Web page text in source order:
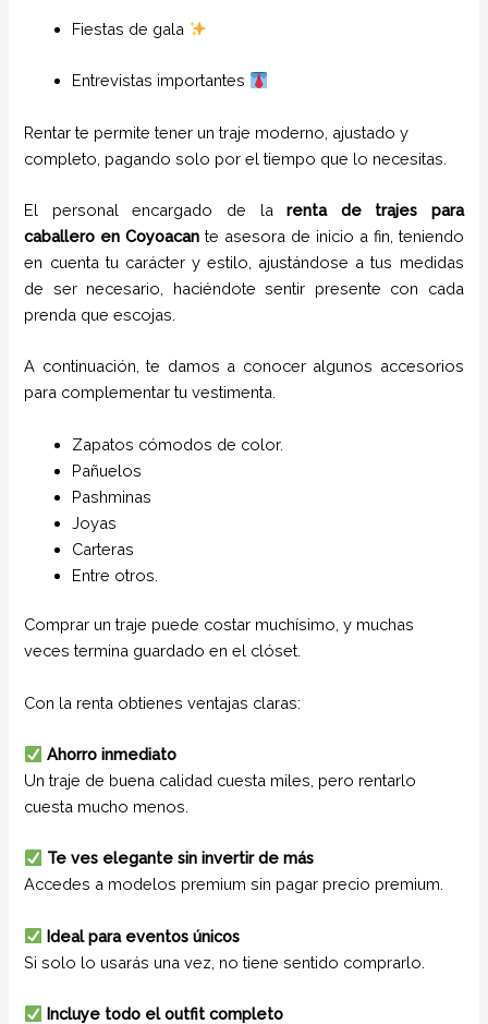
Fiestas de gala
Entrevistas importantes
Rentar te permite tener un traje moderno, ajustado y
completo, pagando solo por el tiempo que lo necesitas.
El personal encargado de la renta de trajes para
caballero enCoyoacan te asesora de inicio a fin, teniendo
en cuenta tu carácter y estilo, ajustándose a tus medidas
de ser necesario, haciéndote sentir presente con cada
prenda que escojas.
A continuación, te damos a conocer algunos accesorios
para complementar tu vestimenta.
Zapatos cómodos de color.
Pañuelos
Pashminas
Joyas
Carteras
Entre otros.
Comprar un traje puede costar muchísimo, y muchas
veces termina guardado en el clóset.
Con la renta obtienes ventajas claras:
Ahorro inmediato
Un traje de buena calidad cuesta miles, pero rentarlo
cuesta mucho menos.
Te ves elegante sin invertir de más
Accedes a modelos premium sin pagar precio premium.
Ideal para eventos únicos
Si solo lo usarás una vez, no tiene sentido comprarlo.
Incluye todo el outfit completo